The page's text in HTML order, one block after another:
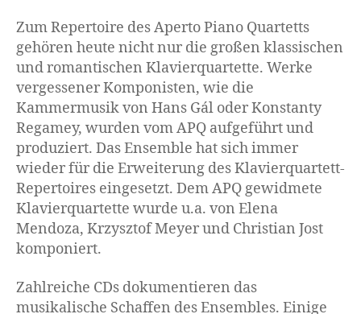
Zum Repertoire des Aperto Piano Quartetts
gehören heute nicht nur die großen klassischen
und romantischen Klavierquartette. Werke
vergessener Komponisten, wie die
Kammermusik von Hans Gál oder Konstanty
Regamey, wurden vom APQ aufgeführt und
produziert. Das Ensemble hat sich immer
wieder für die Erweiterung des Klavierquartett-
Repertoires eingesetzt. Dem APQ gewidmete
Klavierquartette wurde u.a. von Elena
Mendoza, Krzysztof Meyer und Christian Jost
komponiert.
Zahlreiche CDs dokumentieren das
musikalische Schaffen des Ensembles. Einige